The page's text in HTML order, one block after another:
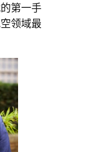
第一手
领域最